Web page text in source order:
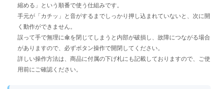
縮める」という順番で使う仕組みです。
手元が「カチッ」と音がするまでしっかり押し込まれていないと、次に開
く動作ができません。
誤って手で無理に傘を閉じてしまうと内部が破損し、故障につながる場合
がありますので、必ずボタン操作で開閉してください。
詳しい操作方法は、商品に付属の下げ札にも記載しておりますので、ご使
用前にご確認ください。